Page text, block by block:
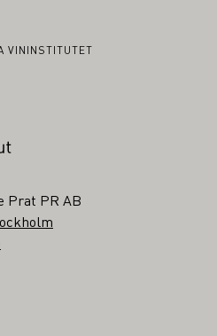
VININSTITUTET
Prat PR AB